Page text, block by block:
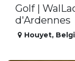
Golf |
d'Ardennes
Houyet,